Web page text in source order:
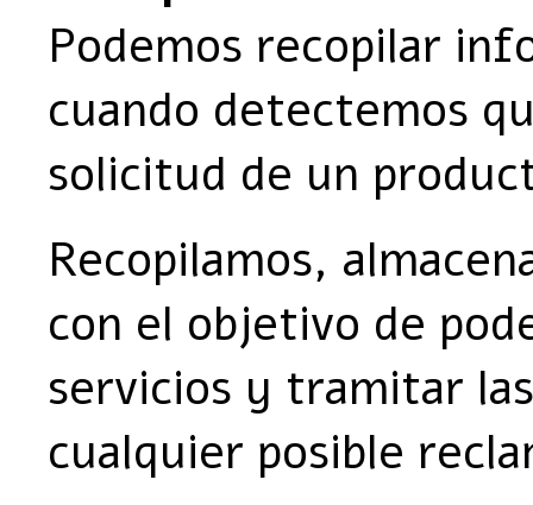
Podemos recopilar
cuando detectemos
solicitud de un
Recopilamos,
con el objetivo de
servicios y tramitar
cualquier posible